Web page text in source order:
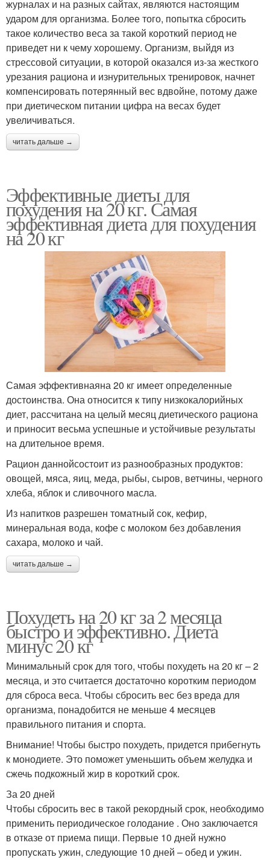
журналах и на разных сайтах, являются настоящим
ударом для организма. Более того, попытка сбросить
такое количество веса за такой короткий период не
приведет ни к чему хорошему. Организм, выйдя из
стрессовой ситуации, в которой оказался из-за жесткого
урезания рациона и изнурительных тренировок, начнет
компенсировать потерянный вес вдвойне, потому даже
при диетическом питании цифра на весах будет
увеличиваться.
читать дальше →
Эффективные диеты для
похудения на 20 кг. Самая
эффективная диета для похудения
на 20 кг
Самая эффективнаяна 20 кг имеет определенные
достоинства. Она относится к типу низкокалорийных
диет, рассчитана на целый месяц диетического рациона
и приносит весьма успешные и устойчивые результаты
на длительное время.
Рацион даннойсостоит из разнообразных продуктов:
овощей, мяса, яиц, меда, рыбы, сыров, ветчины, черного
хлеба, яблок и сливочного масла.
Из напитков разрешен томатный сок, кефир,
минеральная вода, кофе с молоком без добавления
сахара, молоко и чай.
читать дальше →
Похудеть на 20 кг за 2 месяца
быстро и эффективно. Диета
минус 20 кг
Минимальный срок для того, чтобы похудеть на 20 кг – 2
месяца, и это считается достаточно коротким периодом
для сброса веса. Чтобы сбросить вес без вреда для
организма, понадобится не меньше 4 месяцев
правильного питания и спорта.
Внимание! Чтобы быстро похудеть, придется прибегнуть
к монодиете. Это поможет уменьшить объем желудка и
сжечь подкожный жир в короткий срок.
За 20 дней
Чтобы сбросить вес в такой рекордный срок, необходимо
применить периодическое голодание . Оно заключается
в отказе от приема пищи. Первые 10 дней нужно
пропускать ужин, следующие 10 дней – обед и ужин.